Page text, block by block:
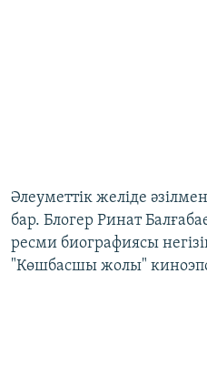
Әлеуметтік желіде
бар. Блогер Ринат
ресми биографиясы
"Көшбасшы жолы"